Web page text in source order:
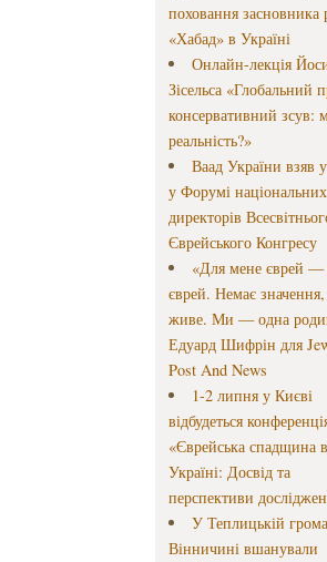
поховання засновника
«Хабад» в Україні
Онлайн-лекція
Зісельса «Глобальний
консервативний зсув:
реальність?»
Ваад України взяв
у Форумі національних
директорів
Єврейського Конгресу
«Для мене єврей —
єврей. Немає значення,
живе. Ми — одна
Едуард Шифрін для
Post And News
1-2 липня у Києві
відбудеться
«Єврейська спадщина в
Україні: Досвід та
перспективи
У Теплицькій
Вінничині вшанували